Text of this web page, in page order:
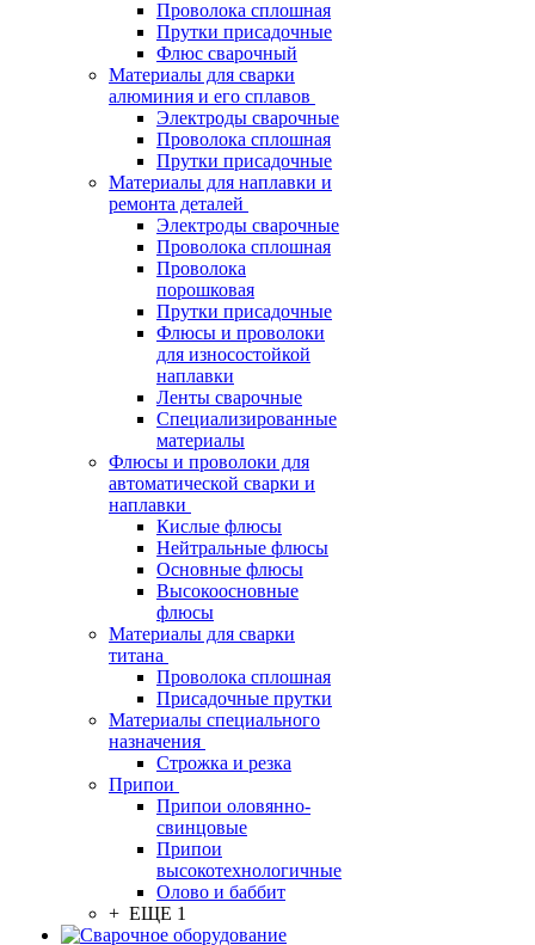
Проволока сплошная
Прутки присадочные
Флюс сварочный
Материалы для сварки
алюминия и его сплавов
Электроды сварочные
Проволока сплошная
Прутки присадочные
Материалы для наплавки и
ремонта деталей
Электроды сварочные
Проволока сплошная
Проволока
порошковая
Прутки присадочные
Флюсы и проволоки
для износостойкой
наплавки
Ленты сварочные
Специализированные
материалы
Флюсы и проволоки для
автоматической сварки и
наплавки
Кислые флюсы
Нейтральные флюсы
Основные флюсы
Высокоосновные
флюсы
Материалы для сварки
титана
Проволока сплошная
Присадочные прутки
Материалы специального
назначения
Строжка и резка
Припои
Припои оловянно-
свинцовые
Припои
высокотехнологичные
Олово и баббит
+ ЕЩЕ 1